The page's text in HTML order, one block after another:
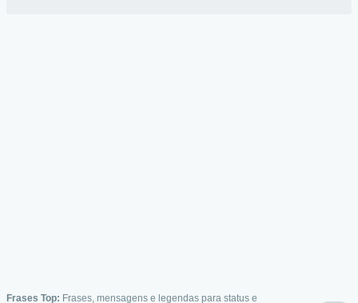
Frases Top: Frases, mensagens e legendas para status e